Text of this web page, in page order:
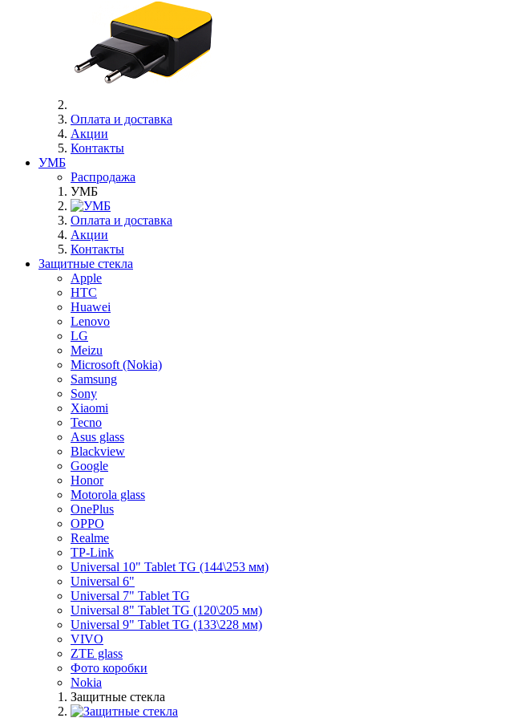
Оплата и доставка
Акции
Контакты
УМБ
Распродажа
УМБ
Оплата и доставка
Акции
Контакты
Защитные стекла
Apple
HTC
Huawei
Lenovo
LG
Meizu
Microsoft (Nokia)
Samsung
Sony
Xiaomi
Tecno
Asus glass
Blackview
Google
Honor
Motorola glass
OnePlus
OPPO
Realme
TP-Link
Universal 10" Tablet TG (144\253 мм)
Universal 6"
Universal 7" Tablet TG
Universal 8" Tablet TG (120\205 мм)
Universal 9" Tablet TG (133\228 мм)
VIVO
ZTE glass
Фото коробки
Nokia
Защитные стекла